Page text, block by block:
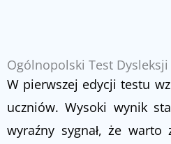
Ogólnopolski Test Dysleksji
W pierwszej edycji testu
uczniów. Wysoki wynik
wyraźny sygnał, że warto